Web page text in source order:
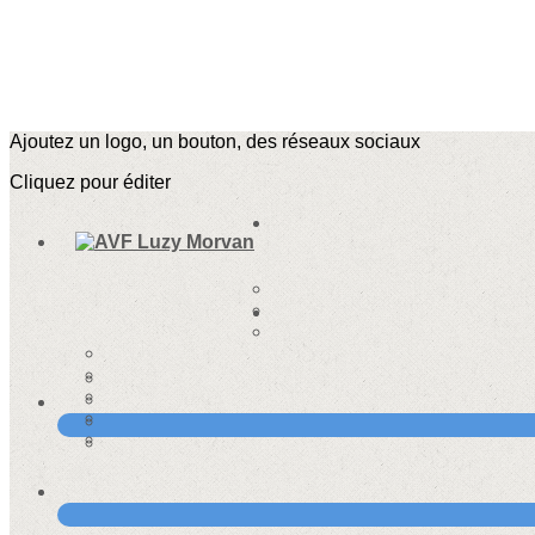
Ajoutez un logo, un bouton, des réseaux sociaux
Cliquez pour éditer